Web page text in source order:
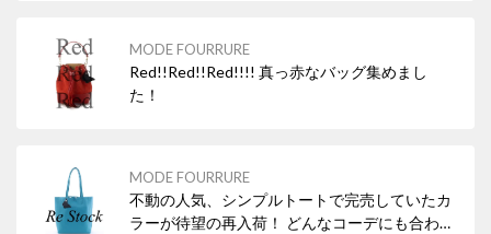
MODE FOURRURE
Red!!Red!!Red!!!! 真っ赤なバッグ集めまし
た！
MODE FOURRURE
不動の人気、シンプルトートで完売していたカ
ラーが待望の再入荷！ どんなコーデにも合わせ